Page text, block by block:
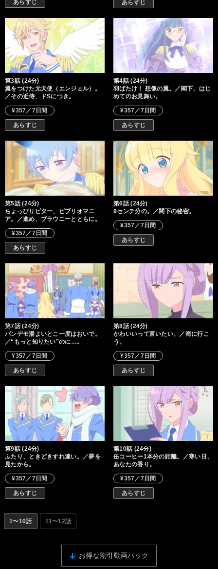
あらすじ あらすじ
第3話 (24分)
翼をつけた元天使（エンジェル）。
／その近侍、ドSにつき。
¥357／7日間
あらすじ
第4話 (24分)
羽ばたけ！ 想像の翼。／閣下、はじ
めてのお見舞い。
¥357／7日間
あらすじ
第5話 (24分)
ちょっぴりビター、ビブリオマニ
ア。／進め、ブラウニーとともに。
¥357／7日間
あらすじ
第6話 (24分)
9センチ分の。／閣下の秘密。
¥357／7日間
あらすじ
第7話 (24分)
パンデモ湯よいとこ一度はおいで。
／“もっと知りたい”のに…。
¥357／7日間
あらすじ
第8話 (24分)
かわいいって言いたい。／海に行こ
う。
¥357／7日間
あらすじ
第9話 (24分)
ふたり、ときどきすれ違い。／夢を
見たから。
¥357／7日間
あらすじ
第10話 (24分)
缶コーヒー1本分の距離。／寒い日、
あなたの香り。
¥357／7日間
あらすじ
1〜10話 11〜12話
お得な割引動画パック